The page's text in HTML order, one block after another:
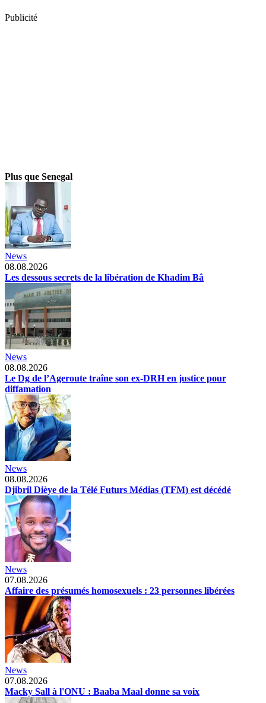
Publicité
Plus que Senegal
News
08.08.2026
Les dessous secrets de la libération de Khadim Bâ
News
08.08.2026
Le Dg de l’Ageroute traîne son ex-DRH en justice pour
diffamation
News
08.08.2026
Djibril Dièye de la Télé Futurs Médias (TFM) est décédé
News
07.08.2026
Affaire des présumés homosexuels : 23 personnes libérées
News
07.08.2026
Macky Sall à l'ONU : Baaba Maal donne sa voix